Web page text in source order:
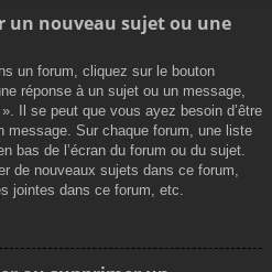
un nouveau sujet ou une
un forum, cliquez sur le bouton
réponse à un sujet ou un message,
Il se peut que vous ayez besoin d’être
message. Sur chaque forum, une liste
bas de l’écran du forum ou du sujet.
de nouveaux sujets dans ce forum,
jointes dans ce forum, etc.